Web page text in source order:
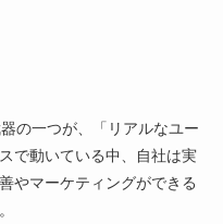
の一つが、「リアルなユー
で動いている中、自社は実
やマーケティングができる